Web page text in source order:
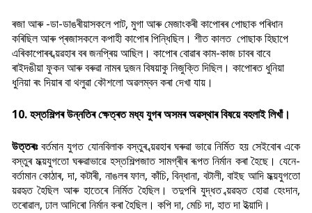
ৰজা আৰু -ডা-ডাঙৰীয়াসকলে পাট, মুগা আৰু মেজাংকৰী কাপোৰৰ পোছাক পৰিধান
কৰিছিল আৰু প্ৰজাসকলে কপাহী কাপোৰ পিন্ধিছিল। শীত কালত পোছাক হিছাপে
এৰিকাপোৰৰ ব্য়ৱহাৰ বৰ জনপ্ৰিয় আছিল। কাপোৰ বোৱাৰ কাম-কাজ চাবৰ বাবে
ৰাইদঙীয়া ফুকন আৰু বৰুৱা নামৰ দুজন বিষয়াকু নিজুক্তি দিছিল। কাপোৰত ধুনিয়া
ধুনিয়া ৰং দিয়াৰ বা থলুৱা কৌশলো অৱলম্বন কৰা দেখা যায়।
10. হস্তশিল্পৰ উন্নতিৰ ক্ষেত্ৰত মধ্য যুগৰ অসমৰ অৱস্থাৰ বিষয়ে বহলাই লিখাঁ।
উত্তৰঃবৰ্তমান যুগত যোনবিলাক বস্তুৰ ব্য়ৱহাৰ ঘৰুৱা ভাৱে নিৰ্মিত হয় সেইবোৰ একে
বস্তুৰ মধ্য়যুগতো ঘৰুৱাভাৱে হস্তশিল্পজাত সামগ্ৰীৰ ৰূপত নিৰ্মান কৰা হৈছে। যেনে-
বৰ্তামান কোঠাৰ, দা, কটাৰী, নাঙলৰ ফাল, কাঁচি, বিন্ধানা, বটালী, বাইছ আদি মধ্য়যুগতো
ব্য়ৱহৃত হৈছিল আৰু হাতেৰে নিৰ্মিত হৈছিল। তদুপৰি যুদ্ধত ব্য়ৱহৃত হোৱা হেংদান,
তৰোৱাল, ঢাল আদিৰো নিৰ্মান কৰা হৈছিল। কপি দা, মেচি দা, হাত দা ইত্য়াদি।